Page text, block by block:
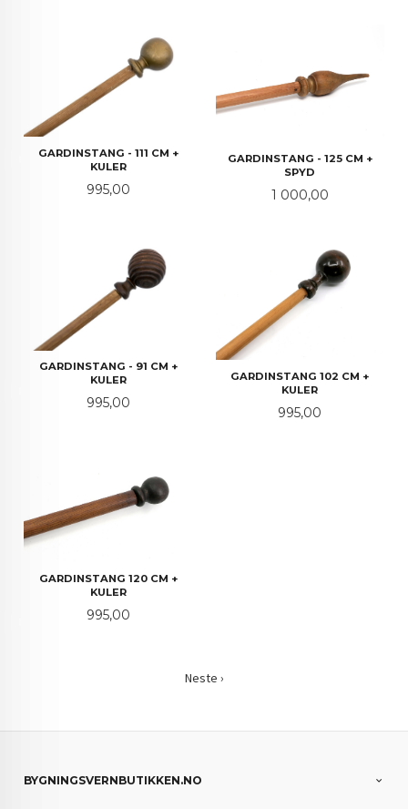
GARDINSTANG - 111 CM +
KULER
Pris
995,00
GARDINSTANG - 125 CM +
SPYD
Pris
1 000,00
GARDINSTANG - 91 CM +
KULER
Pris
995,00
GARDINSTANG 102 CM +
KULER
Pris
995,00
GARDINSTANG 120 CM +
KULER
Pris
995,00
Neste ›
BYGNINGSVERNBUTIKKEN.NO